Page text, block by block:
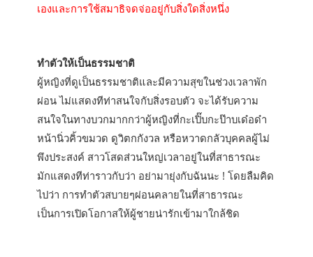
เองและการใช้สมาธิจดจ่ออยู่กับสิ่งใดสิ่งหนึ่ง
ทำตัวให้เป็นธรรมชาติ
ผู้หญิงที่ดูเป็นธรรมชาติและมีความสุขในช่วงเวลาพัก
ผ่อน ไม่แสดงทีท่าสนใจกับสิ่งรอบตัว จะได้รับความ
สนใจในทางบวกมากกว่าผู้หญิงที่กะเปิ๊บกะป๊าบเด๋อด๋า
หน้านิ่วคิ้วขมวด ดูวิตกกังวล หรือหวาดกลัวบุคคลผู้ไม่
พึงประสงค์ สาวโสดส่วนใหญ่เวลาอยู่ในที่สาธารณะ
มักแสดงทีท่าราวกับว่า อย่ามายุ่งกับฉันนะ ! โดยลืมคิด
ไปว่า การทำตัวสบายๆผ่อนคลายในที่สาธารณะ
เป็นการเปิดโอกาสให้ผู้ชายน่ารักเข้ามาใกล้ชิด